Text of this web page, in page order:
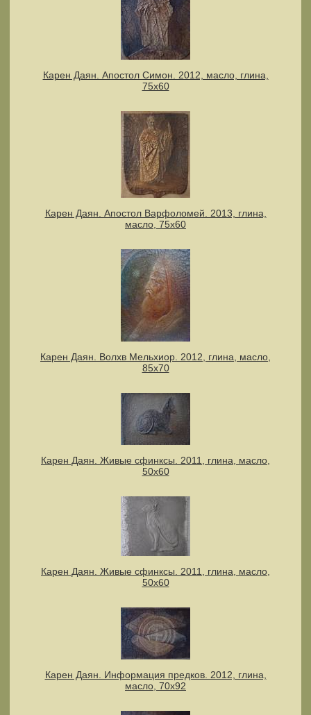
Карен Даян. Апостол Симон. 2012, масло, глина,
75x60
Карен Даян. Апостол Варфоломей. 2013, глина,
масло, 75х60
Карен Даян. Волхв Мельхиор. 2012, глина, масло,
85х70
Карен Даян. Живые сфинксы. 2011, глина, масло,
50х60
Карен Даян. Живые сфинксы. 2011, глина, масло,
50х60
Карен Даян. Информация предков. 2012, глина,
масло, 70х92